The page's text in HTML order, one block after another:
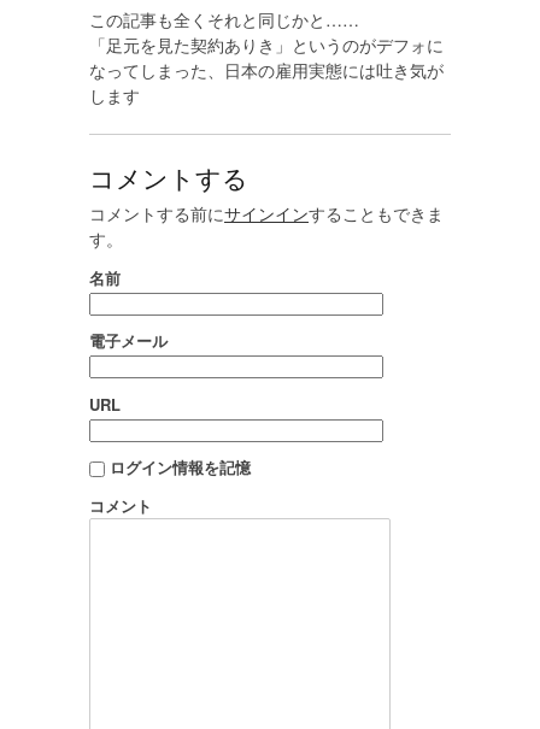
この記事も全くそれと同じかと……
「足元を見た契約ありき」というのがデフォに
なってしまった、日本の雇用実態には吐き気が
します
コメントする
コメントする前にサインインすることもできま
す。
名前
電子メール
URL
ログイン情報を記憶
コメント